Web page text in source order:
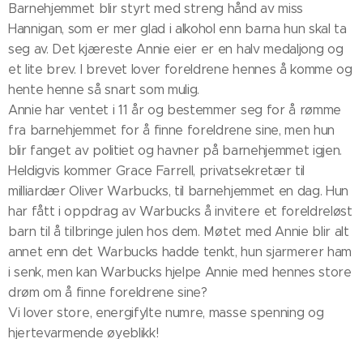
Barnehjemmet blir styrt med streng hånd av miss
Hannigan, som er mer glad i alkohol enn barna hun skal ta
seg av. Det kjæreste Annie eier er en halv medaljong og
et lite brev. I brevet lover foreldrene hennes å komme og
hente henne så snart som mulig.
Annie har ventet i 11 år og bestemmer seg for å rømme
fra barnehjemmet for å finne foreldrene sine, men hun
blir fanget av politiet og havner på barnehjemmet igjen.
Heldigvis kommer Grace Farrell, privatsekretær til
milliardær Oliver Warbucks, til barnehjemmet en dag. Hun
har fått i oppdrag av Warbucks å invitere et foreldreløst
barn til å tilbringe julen hos dem. Møtet med Annie blir alt
annet enn det Warbucks hadde tenkt, hun sjarmerer ham
i senk, men kan Warbucks hjelpe Annie med hennes store
drøm om å finne foreldrene sine?
Vi lover store, energifylte numre, masse spenning og
hjertevarmende øyeblikk!